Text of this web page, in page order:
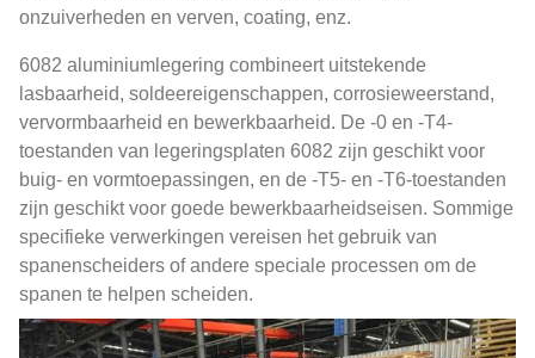
onzuiverheden en verven, coating, enz.
6082 aluminiumlegering combineert uitstekende
lasbaarheid, soldeereigenschappen, corrosieweerstand,
vervormbaarheid en bewerkbaarheid. De -0 en -T4-
toestanden van legeringsplaten 6082 zijn geschikt voor
buig- en vormtoepassingen, en de -T5- en -T6-toestanden
zijn geschikt voor goede bewerkbaarheidseisen. Sommige
specifieke verwerkingen vereisen het gebruik van
spanenscheiders of andere speciale processen om de
spanen te helpen scheiden.